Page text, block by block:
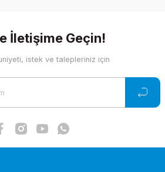
İletişime Geçin!
istek ve talepleriniz için